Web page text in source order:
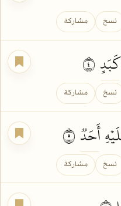
نسخ مشاركة
كَبَدٍ
نسخ مشاركة
أَحَدٞ
نسخ مشاركة